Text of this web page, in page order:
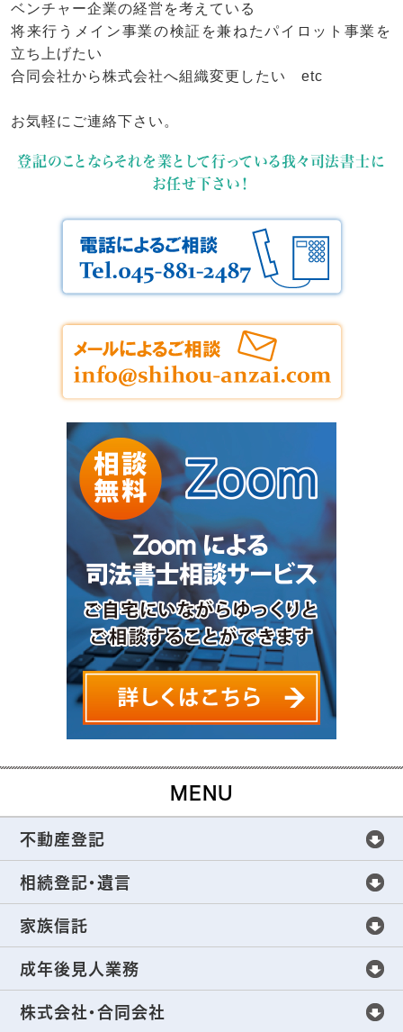
ベンチャー企業の経営を考えている
将来行うメイン事業の検証を兼ねたパイロット事業を
立ち上げたい
合同会社から株式会社へ組織変更したい etc
お気軽にご連絡下さい。
登記のことならそれを業として行っている我々司法書士に
お任せ下さい！
MENU
不動産登記
不動産登記
不動産登記手続きについて
不動産売買の不動産登記
生前贈与の不動産登記
相続登記・遺言
相続登記・遺言
全世代をサポートする相続手続き
これからの相続の新常識
家族信託
家族信託
家族信託の仕組み
成年後見人業務
成年後見人業務
株式会社・合同会社